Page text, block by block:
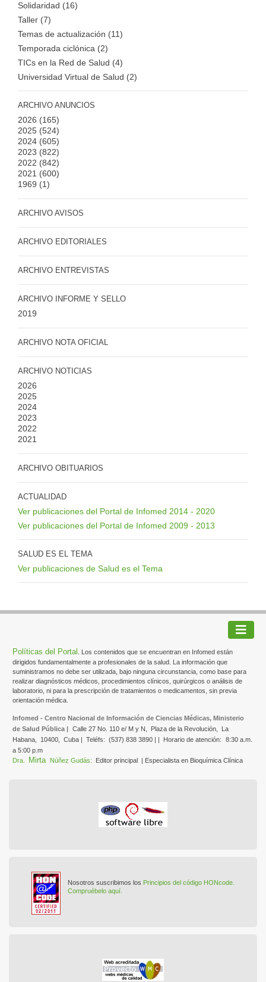
Solidaridad (16)
Taller (7)
Temas de actualización (11)
Temporada ciclónica (2)
TICs en la Red de Salud (4)
Universidad Virtual de Salud (2)
ARCHIVO ANUNCIOS
2026 (165)
2025 (524)
2024 (605)
2023 (822)
2022 (842)
2021 (600)
1969 (1)
ARCHIVO AVISOS
ARCHIVO EDITORIALES
ARCHIVO ENTREVISTAS
ARCHIVO INFORME Y SELLO
2019
ARCHIVO NOTA OFICIAL
ARCHIVO NOTICIAS
2026
2025
2024
2023
2022
2021
ARCHIVO OBITUARIOS
ACTUALIDAD
Ver publicaciones del Portal de Infomed 2014 - 2020
Ver publicaciones del Portal de Infomed 2009 - 2013
SALUD ES EL TEMA
Ver publicaciones de Salud es el Tema
Políticas del Portal
. Los contenidos que se encuentran en Infomed están
dirigidos fundamentalmente a profesionales de la salud. La información que
suministramos no debe ser utilizada, bajo ninguna circunstancia, como base para
realizar diagnósticos médicos, procedimientos clínicos, quirúrgicos o análisis de
laboratorio, ni para la prescripción de tratamientos o medicamentos, sin previa
orientación médica.
Infomed - Centro Nacional de Información de Ciencias Médicas, Ministerio
de Salud Pública |
Calle 27 No. 110 e/ M y N, Plaza de la Revolución,
La
Habana, 10400, Cuba | Teléfs: (537) 838 3890 | | Horario de atención:
8:30 a.m.
a 5:00 p.m
Dra.
Mirta Núñez Gudás: Editor principal | Especialista en Bioquímica Clínica
Nosotros suscribimos los Principios del código HONcode.
Compruébelo aquí.